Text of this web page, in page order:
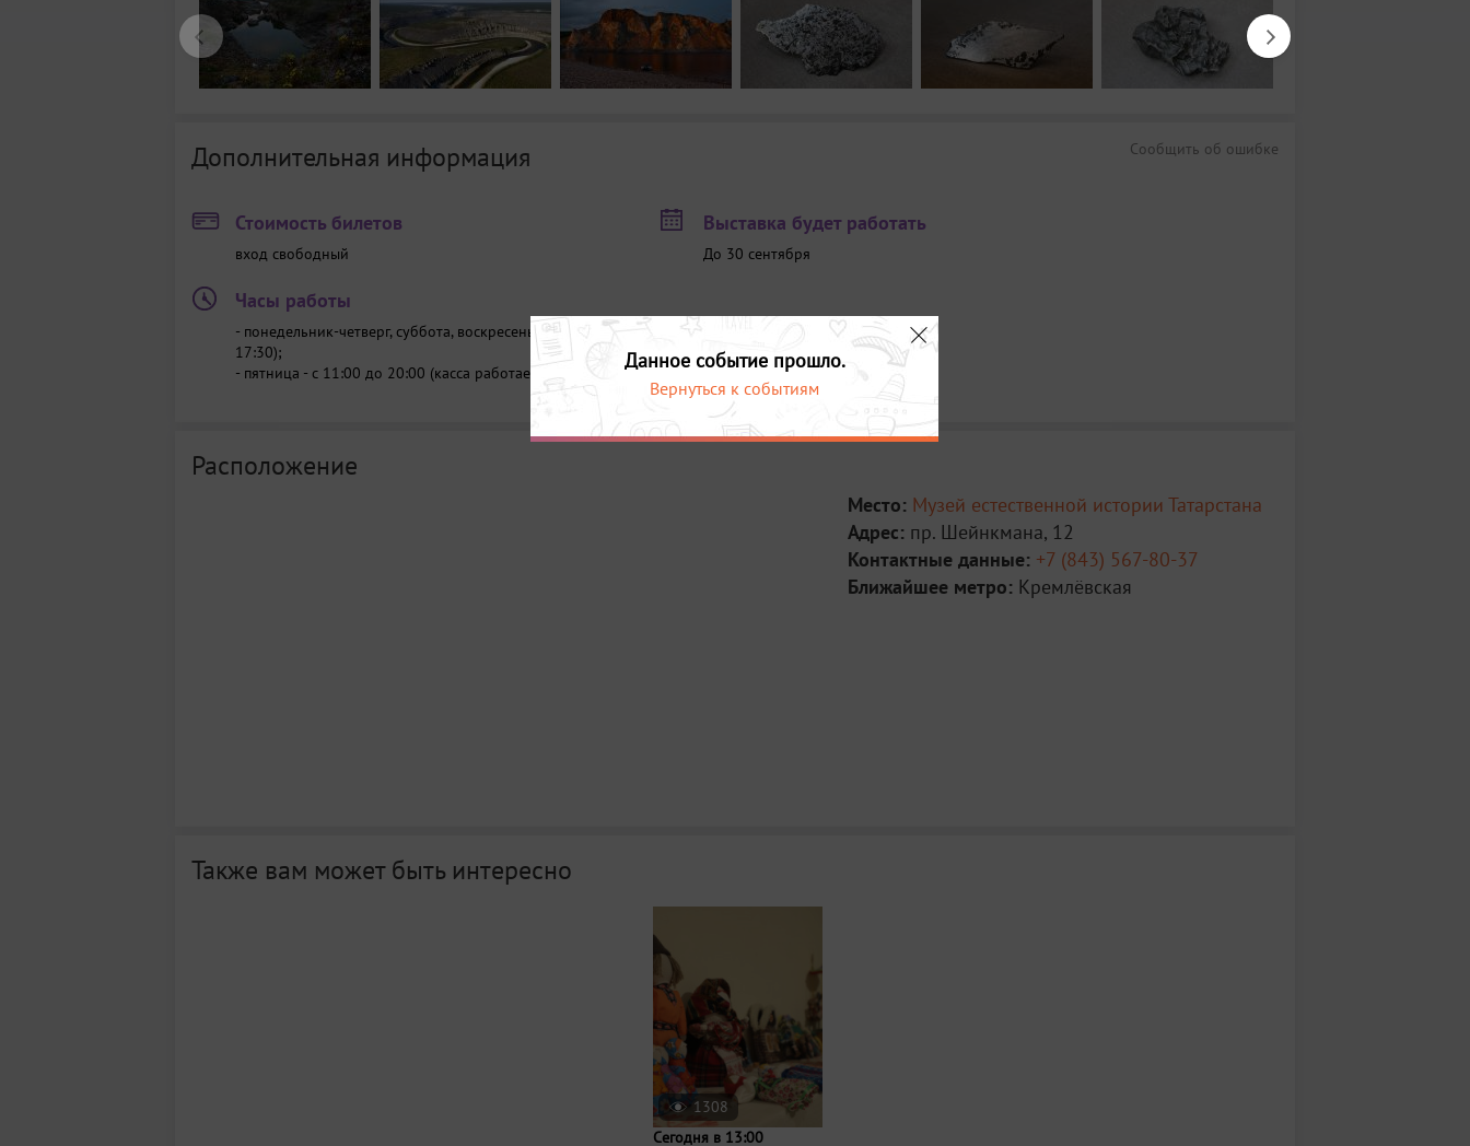
насколько реальной может быть угроза из космоса.
Сообщить об ошибке
Дополнительная информация
Стоимость билетов
вход свободный
Выставка будет работать
До 30 сентября
Часы работы
- понедельник-четверг, суббота, воскресенье - с 10:00 до 18:00 (касса работает до
17:30);
- пятница - с 11:00 до 20:00 (касса работает до 20:30)
Расположение
Место: Музей естественной истории Татарстана
Адрес: пр. Шейнкмана, 12
Контактные данные: +7 (843) 567-80-37
Ближайшее метро: Кремлёвская
Также вам может быть интересно
1308
Сегодня в 13:00
Данное событие прошло.
Вернуться к событиям